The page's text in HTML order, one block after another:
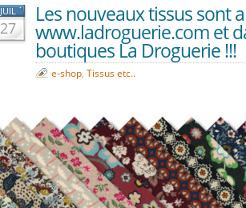
JUIL
27
Les nouveaux tissus sont
www.ladroguerie.com et
boutiques La Droguerie !!!
e-shop, Tissus etc..